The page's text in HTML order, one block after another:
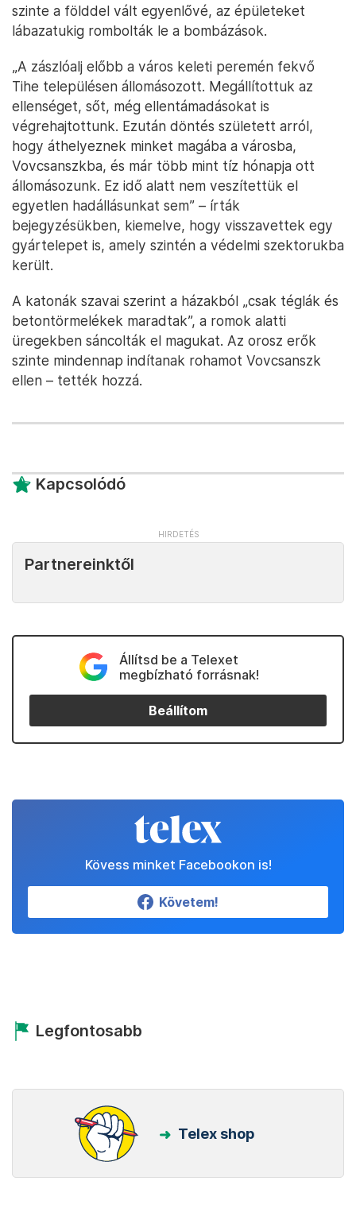
szinte a földdel vált egyenlővé, az épületeket
lábazatukig rombolták le a bombázások.
„A zászlóalj előbb a város keleti peremén fekvő
Tihe településen állomásozott. Megállítottuk az
ellenséget, sőt, még ellentámadásokat is
végrehajtottunk. Ezután döntés született arról,
hogy áthelyeznek minket magába a városba,
Vovcsanszkba, és már több mint tíz hónapja ott
állomásozunk. Ez idő alatt nem veszítettük el
egyetlen hadállásunkat sem” – írták
bejegyzésükben, kiemelve, hogy visszavettek egy
gyártelepet is, amely szintén a védelmi szektorukba
került.
A katonák szavai szerint a házakból „csak téglák és
betontörmelékek maradtak”, a romok alatti
üregekben sáncolták el magukat. Az orosz erők
szinte mindennap indítanak rohamot Vovcsanszk
ellen – tették hozzá.
Kapcsolódó
Partnereinktől
Állítsd be a Telexet
megbízható forrásnak!
Beállítom
Kövess minket Facebookon is!
Követem!
Legfontosabb
Telex shop